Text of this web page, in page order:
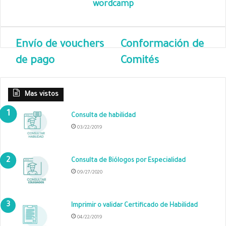
p
r
o
l
o
wordcamp
Envío de vouchers
de pago
Conformación de
Comités
Mas vistos
Consulta de habilidad
03/22/2019
Consulta de Biólogos por Especialidad
09/27/2020
Imprimir o validar Certificado de Habilidad
04/22/2019